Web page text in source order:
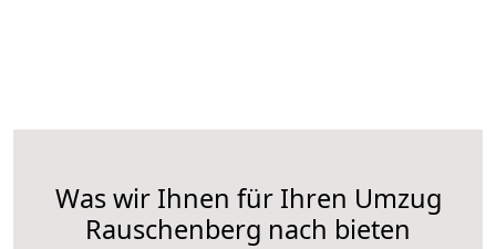
Was wir Ihnen für Ihren Umzug
Rauschenberg nach bieten